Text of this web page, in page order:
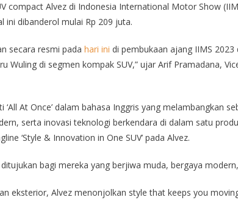
compact Alvez di Indonesia International Motor Show
ini dibanderol mulai Rp 209 juta.
secara resmi pada hari ini di pembukaan ajang IIMS
Wuling di segmen kompak SUV,” ujar Arif Pramadana,
‘All At Once’ dalam bahasa Inggris yang melambangkan
serta inovasi teknologi berkendara di dalam satu
‘Style & Innovation in One SUV’ pada Alvez.
bagi mereka yang berjiwa muda, bergaya
eksterior, Alvez menonjolkan style that keeps you